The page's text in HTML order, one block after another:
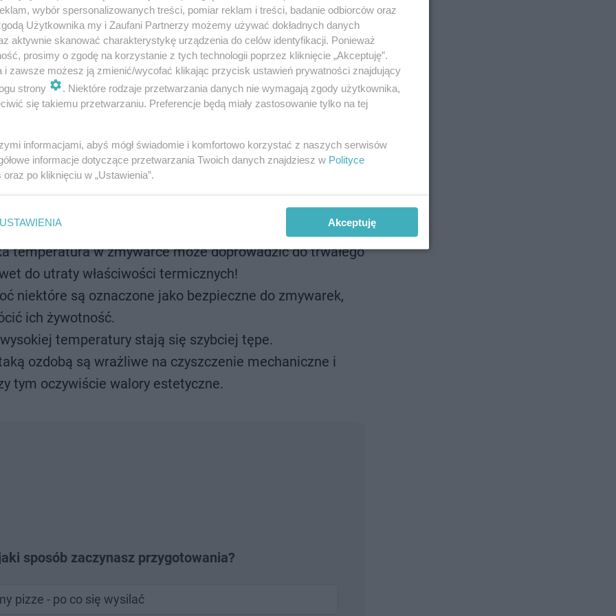
zakazanych produktów
do zmywarki nie należy wkładać patelni teflonowych i żeliwnych.
w niektóre "zakamarki" wchodzi woda i później trzeba
i inne narzędzia kuchenne z drewna mogą ulec
wody i detergentów.
malowidła na kubkach:
Antyczne naczynia, kryształy i
lub stracić swój blask w zmywarce.
temperatura w zmywarce może doprowadzić do trwałego
do utraty właściwości termicznych!
niektóre są oznaczone jako bezpieczne do zmywarek,
ich żywotność.
temperatury stają się szybciej tępe.
ozdobą są wrażliwe na czyszczenie mechaniczne i
tym oczywiście walory estetyczne.
sposób zaczynasz przygotowania?
pizze - po co się wysilać
wybór spersonalizowanych treści, pomiar reklam i treści, badanie odbiorców oraz
Użytkownika my i Zaufani Partnerzy możemy używać dokładnych danych
aktywnie skanować charakterystykę urządzenia do celów identyfikacji. Ponieważ
prosimy o zgodę na korzystanie z tych technologii poprzez kliknięcie „Akceptuję”.
i zawsze możesz ją zmienić/wycofać klikając przycisk ustawień prywatności znajdujący
strony
. Niektóre rodzaje przetwarzania danych nie wymagają zgody użytkownika,
się takiemu przetwarzaniu. Preferencje będą miały zastosowanie tylko na tej
informacjami, abyś mógł świadomie i komfortowo korzystać z naszych serwisów
informacje dotyczące przetwarzania Twoich danych znajdziesz w Polityce
oraz po kliknięciu w „Ustawienia”.
USTAWIENIA Akceptuję